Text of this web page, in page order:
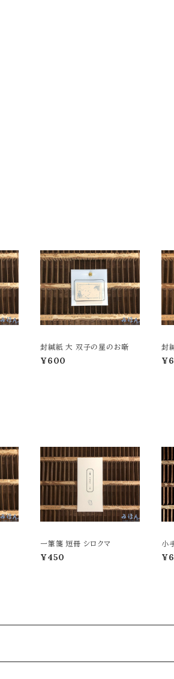
封緘紙 大 双子の星のお噺
¥600
封
ノ
一筆箋 短冊 シロクマ
¥450
小